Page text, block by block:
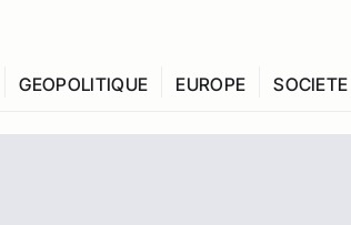
GEOPOLITIQUE EUROPE SOCIETE